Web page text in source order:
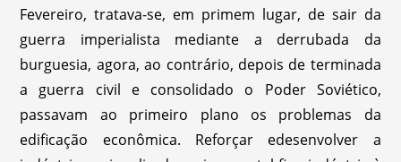
Fevereiro, tratava-se, em primem lugar, de sair da
guerra imperialista mediante a derrubada da
burguesia, agora, ao contrário, depois de terminada
a guerra civil e consolidado o Poder Soviético,
passavam ao primeiro plano os problemas da
edificação econômica. Reforçar edesenvolver a